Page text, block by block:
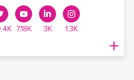
7,18K 3K 1,3K